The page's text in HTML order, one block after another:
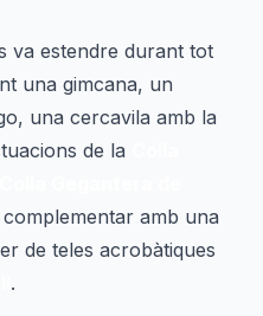
va estendre durant tot
una gimcana, un
una cercavila amb la
de la
amb una
de teles acrobàtiques
.